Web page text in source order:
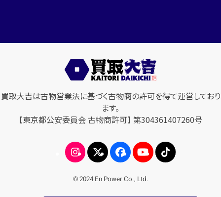
買取大吉は古物営業法に基づく古物商の許可を得て運営しており
ます。
【東京都公安委員会 古物商許可】 第304361407260号
© 2024 En Power Co., Ltd.